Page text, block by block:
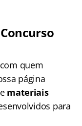
quem
página
materiais
para